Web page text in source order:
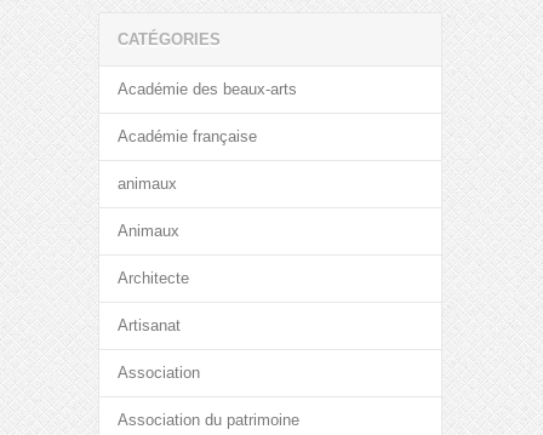
CATÉGORIES
Académie des beaux-arts
Académie française
animaux
Animaux
Architecte
Artisanat
Association
Association du patrimoine